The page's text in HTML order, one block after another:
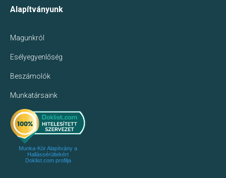
Alapítványunk
Magunkról
Esélyegyenlőség
Beszámolók
Munkatársaink
Munka-Kör Alapítvány a
Hallássérültekért
Doklist.com profilja